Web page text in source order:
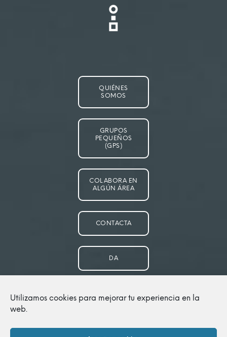
Utilizamos cookies para mejorar tu experiencia en la
web.
QUIÉNES
SOMOS
GRUPOS
PEQUEÑOS
(GPS)
COLABORA EN
ALGÚN ÁREA
CONTACTA
DA
COOKIES (UE)